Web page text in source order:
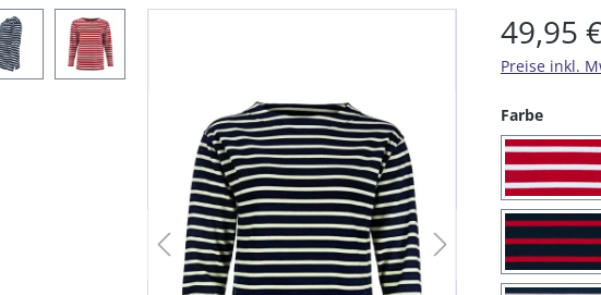
49,95
Preise inkl.
Farbe
(02)
(13)